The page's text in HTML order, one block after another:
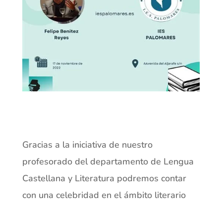
Gracias a la iniciativa de nuestro
profesorado del departamento de Lengua
Castellana y Literatura podremos contar
con una celebridad en el ámbito literario